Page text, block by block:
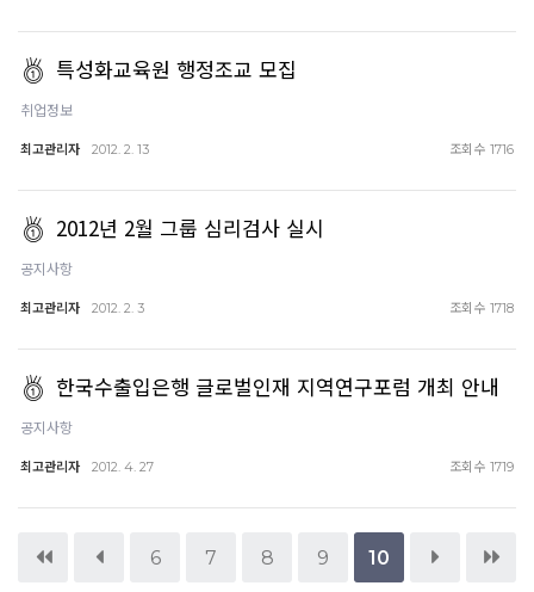
특성화교육원 행정조교 모집
취업정보
최고관리자 2012. 2. 13 조회수 1716
2012년 2월 그룹 심리검사 실시
공지사항
최고관리자 2012. 2. 3 조회수 1718
한국수출입은행 글로벌인재 지역연구포럼 개최 안내
공지사항
최고관리자 2012. 4. 27 조회수 1719
6 7 8 9 10